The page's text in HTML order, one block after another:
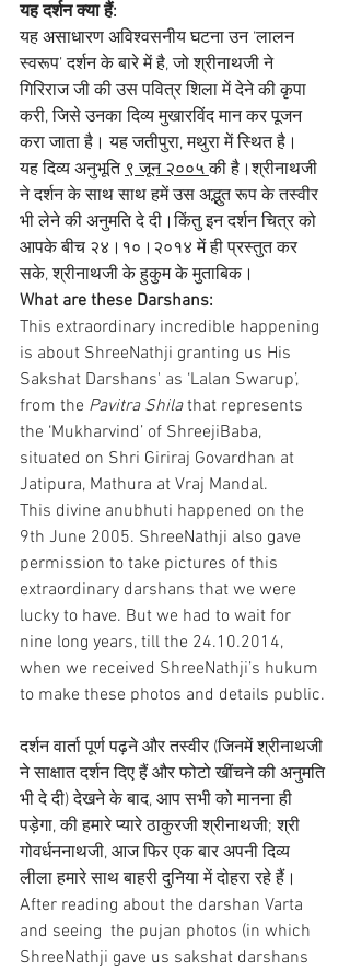
यह दर्शन क्या हैं:
यह असाधारण अविश्वसनीय घटना उन ‘लालन
स्वरूप’ दर्शन के बारे में है, जो श्रीनाथजी ने
गिरिराज जी की उस पवित्र शिला में देने की कृपा
करी, जिसे उनका दिव्य मुखारविंद मान कर पूजन
करा जाता है। यह जतीपुरा, मथुरा में स्थित है।
यह दिव्य अनुभूति ९ जून २००५ की है।श्रीनाथजी
ने दर्शन के साथ साथ हमें उस अद्भुत रूप के तस्वीर
भी लेने की अनुमति दे दी।किंतु इन दर्शन चित्र को
आपके बीच २४।१०।२०१४ में ही प्रस्तुत कर
सके, श्रीनाथजी के हुकुम के मुताबिक।
What are these Darshans:
This extraordinary incredible happening
is about ShreeNathji granting us His
Sakshat Darshans' as ‘Lalan Swarup’,
from the Pavitra Shila that represents
the ‘Mukharvind’ of ShreejiBaba,
situated on Shri Giriraj Govardhan at
Jatipura, Mathura at Vraj Mandal.
This divine anubhuti happened on the
9th June 2005. ShreeNathji also gave
permission to take pictures of this
extraordinary darshans that we were
lucky to have. But we had to wait for
nine long years, till the 24.10.2014,
when we received ShreeNathji’s hukum
to make these photos and details public.
दर्शन वार्ता पूर्ण पढ़ने और तस्वीर (जिनमें श्रीनाथजी
ने साक्षात दर्शन दिए हैं और फोटो खींचने की अनुमति
भी दे दी) देखने के बाद, आप सभी को मानना ही
पड़ेगा, की हमारे प्यारे ठाकुरजी श्रीनाथजी; श्री
गोवर्धननाथजी, आज फिर एक बार अपनी दिव्य
लीला हमारे साथ बाहरी दुनिया में दोहरा रहे हैं।
After reading about the darshan Varta
and seeing  the pujan photos (in which
ShreeNathji gave us sakshat darshans